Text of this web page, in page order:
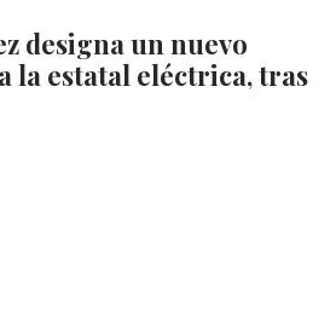
designa un nuevo
la estatal eléctrica, tras